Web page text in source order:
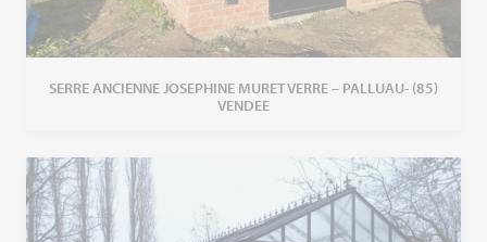
SERRE ANCIENNE JOSEPHINE MURET VERRE – PALLUAU- (85)
VENDEE